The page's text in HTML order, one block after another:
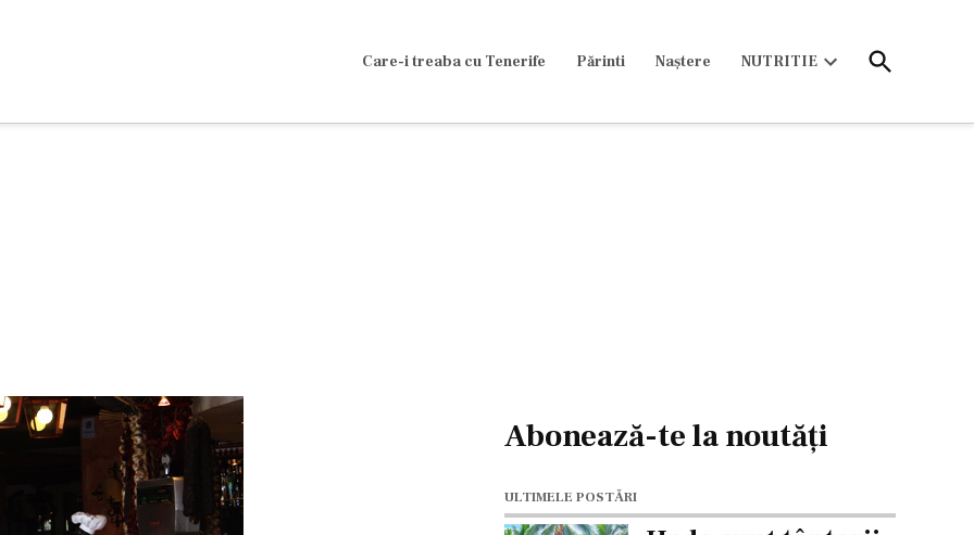
Care-i treaba cu Tenerife Părinti Naștere NUTRITIE
Open
Search
Abonează-te la noutăți
ULTIMELE POSTĂRI